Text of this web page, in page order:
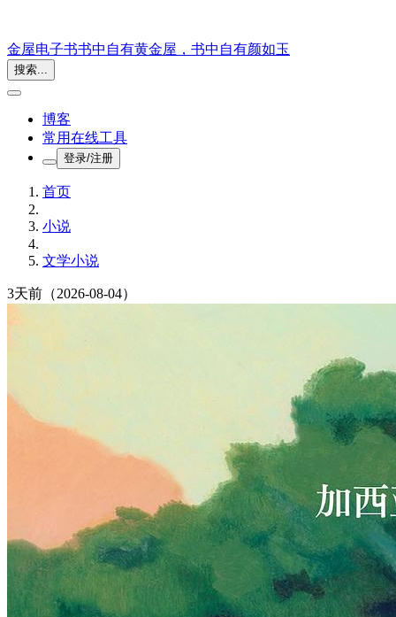
金屋电子书书中自有黄金屋，书中自有颜如玉
搜索...
博客
常用在线工具
登录/注册
首页
小说
文学小说
3天前 （2026-08-04）